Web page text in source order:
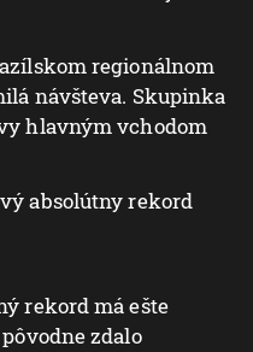
regionálnom
návšteva. Skupinka
hlavným vchodom
absolútny rekord
rekord má ešte
zdalo